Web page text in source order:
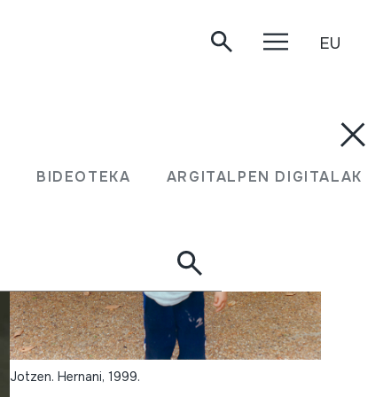
BIDEOTEKA ARGITALPEN DIGITALAK
EU
Jotzen. Hernani, 1999.